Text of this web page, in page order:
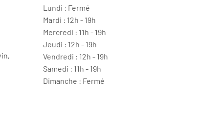
Lundi : Fermé
Mardi : 12h - 19h
Mercredi : 11h - 19h
Jeudi : 12h - 19h
Vendredi : 12h - 19h
Samedi : 11h - 19h
Dimanche : Fermé